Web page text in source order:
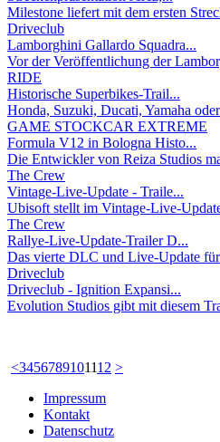
Milestone liefert mit dem ersten
Driveclub
Lamborghini Gallardo Squadra...
Vor der Veröffentlichung der
RIDE
Historische Superbikes-Trail...
Honda, Suzuki, Ducati, Yamaha
GAME STOCKCAR EXTREME
Formula V12 in Bologna Histo...
Die Entwickler von Reiza Studios
The Crew
Vintage-Live-Update - Traile...
Ubisoft stellt im Vintage-Live-
The Crew
Rallye-Live-Update-Trailer D...
Das vierte DLC und Live-Update
Driveclub
Driveclub - Ignition Expansi...
Evolution Studios gibt mit diesem
<3456789101112 >
Impressum
Kontakt
Datenschutz